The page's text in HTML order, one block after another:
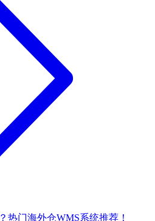
热门海外仓WMS系统推荐！